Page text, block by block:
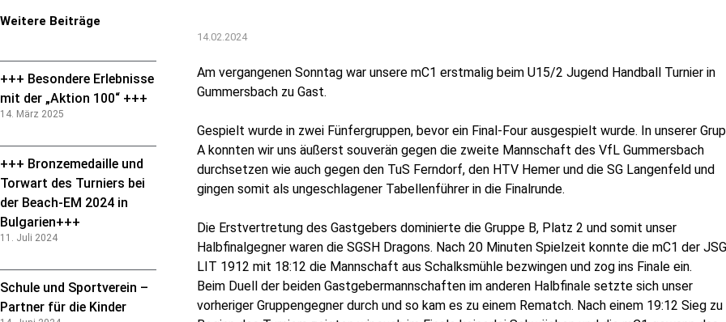
Weitere Beiträge
+++ Besondere Erlebnisse
mit der „Aktion 100“ +++
14. März 2025
+++ Bronzemedaille und
Torwart des Turniers bei
der Beach-EM 2024 in
Bulgarien+++
11. Juli 2024
Schule und Sportverein –
Partner für die Kinder
14.02.2024
Am vergangenen Sonntag war unsere mC1 erstmalig beim U15/2 Jugend Handball Turnier in
Gummersbach zu Gast.
Gespielt wurde in zwei Fünfergruppen, bevor ein Final-Four ausgespielt wurde. In unserer
A konnten wir uns äußerst souverän gegen die zweite Mannschaft des VfL Gummersbach
durchsetzen wie auch gegen den TuS Ferndorf, den HTV Hemer und die SG Langenfeld und
gingen somit als ungeschlagener Tabellenführer in die Finalrunde.
Die Erstvertretung des Gastgebers dominierte die Gruppe B, Platz 2 und somit unser
Halbfinalgegner waren die SGSH Dragons. Nach 20 Minuten Spielzeit konnte die mC1 der JSG
LIT 1912 mit 18:12 die Mannschaft aus Schalksmühle bezwingen und zog ins Finale ein.
Beim Duell der beiden Gastgebermannschaften im anderen Halbfinale setzte sich unser
vorheriger Gruppengegner durch und so kam es zu einem Rematch. Nach einem 19:12 Sieg zu